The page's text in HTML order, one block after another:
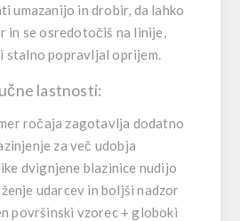
umazanijo in drobir, da lahko
in se osredotočiš na linije,
stalno popravljal oprijem.
lastnosti:
ročaja zagotavlja dodatno
za več udobja
dvignjene blazinice nudijo
udarcev in boljši nadzor
površinski vzorec + globoki